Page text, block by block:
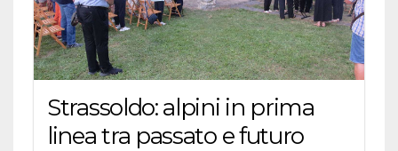
Strassoldo: alpini in prima
linea tra passato e futuro